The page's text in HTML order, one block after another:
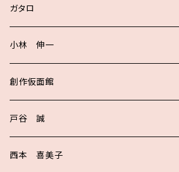
ガタロ
小林 伸一
創作仮面館
戸谷 誠
西本 喜美子